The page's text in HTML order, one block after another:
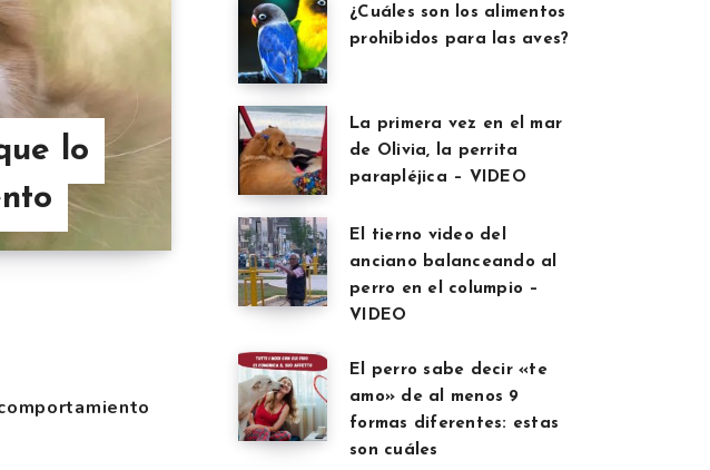
lo
¿Cuáles son los alimentos
prohibidos para las aves?
La primera vez en el mar
de Olivia, la perrita
parapléjica – VIDEO
El tierno video del
anciano balanceando al
perro en el columpio –
VIDEO
El perro sabe decir «te
amo» de al menos 9
formas diferentes: estas
son cuáles